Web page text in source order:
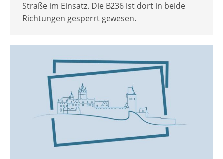
Straße im Einsatz. Die B236 ist dort in beide
Richtungen gesperrt gewesen.